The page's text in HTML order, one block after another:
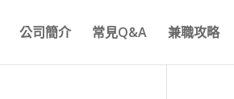
公司簡介 常見Q&A 兼職攻略